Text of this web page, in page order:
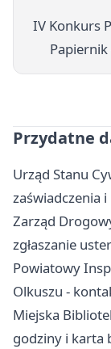
IV Konkurs
Przydatne
Urząd Stanu
zaświadczenia
Zarząd
zgłaszanie
Powiatowy
Olkuszu -
Miejska
godziny i karta